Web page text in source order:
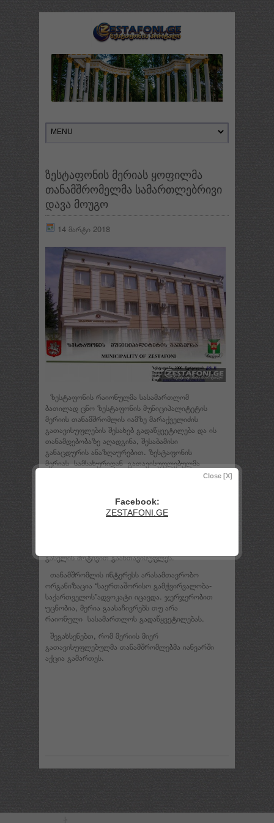
ზესტაფონის მერიას ყოფილმა
თანამშრომელმა სამართლებრივი
დავა მოუგო
14 მარტი 2018
ზესტაფონის რაიონულმა სასამართლომ
ბათილად ცნო ზესტაფონის მუნიციპალიტეტის
მერიის თანამშრომლის იამზე მარაქველიძის
გათავისუფლების შესახებ გადაწყვეტილება და ის
თანამდებობაზე აღადგინა, შესაბამისი
განაცდურის ანაზღაურებით. ზესტაფონის
მერიას სამსახურიდან გათავისუფლებულმა
დანიშნული ზესტაფონის მერიაში მდივნის
პოზიციაზე. საჯარო სამსახურის შესახებ ახალი
გასვლის მოტივით გაანთავისუფლეს.
თანამშრომლის ინტერესს არასამთავრობო
ორგანიზაცია “საერთაშორისო გამჭვირვალობა-
საქართველოს”ადვოკატი იცავდა. ჯერჯერობით
უცნობია, მერია გაასაჩივრებს თუ არა
რაიონული სასამართლოს გადაწყვეტილებას.
შეგახსენებთ, რომ მერიის მიერ
გათავისუფლებულმა თანამშრომლებმა იანვარში
აქცია გამართეს.
Close [X]
Facebook:
ZESTAFONI.GE